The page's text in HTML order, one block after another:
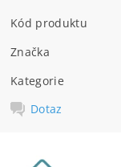
Kód produktu
Značka
Kategorie
Dotaz